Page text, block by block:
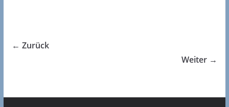
← Zurück
Weiter →